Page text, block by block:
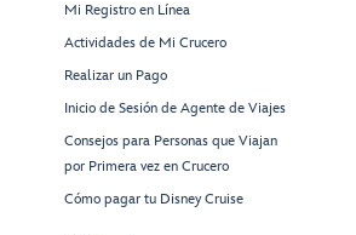
Mi Registro en Línea
Actividades de Mi Crucero
Realizar un Pago
Inicio de Sesión de Agente de Viajes
Consejos para Personas que Viajan
por Primera vez en Crucero
Cómo pagar tu Disney Cruise